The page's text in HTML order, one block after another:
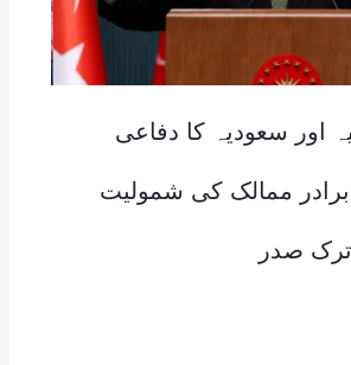
اور سعودیہ کا دفاعی
برادر ممالک کی شمولیت
صدر